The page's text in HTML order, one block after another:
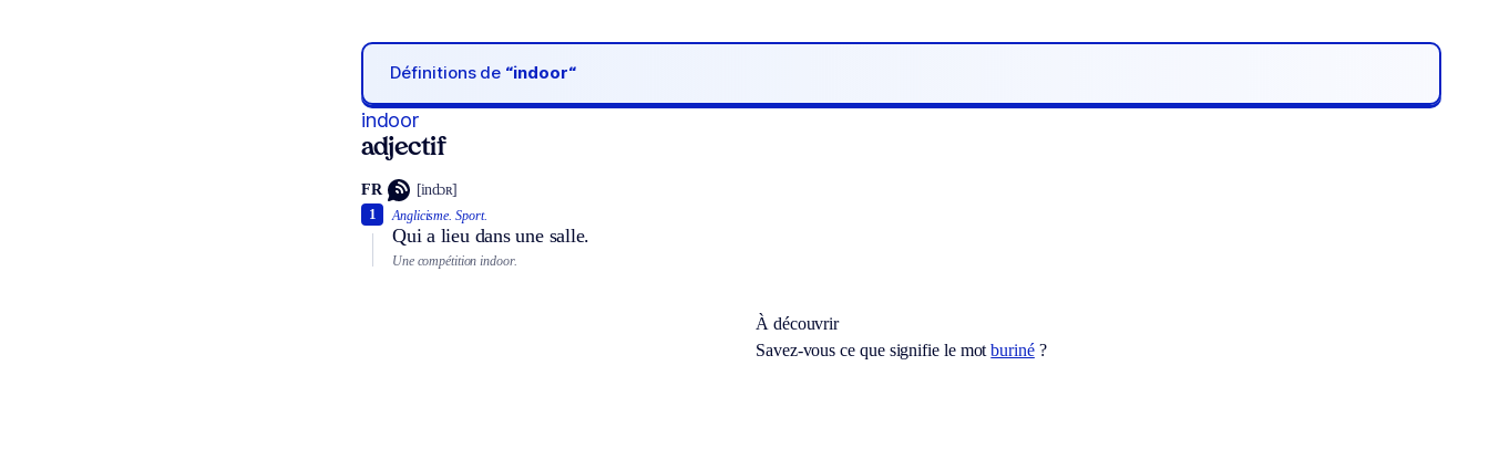
Définitions de “indoor“
indoor
adjectif
FR [indɔʀ]
Anglicisme. Sport.
Qui a lieu dans une salle.
1
Une compétition indoor.
À découvrir
Savez-vous ce que signifie le motburiné?